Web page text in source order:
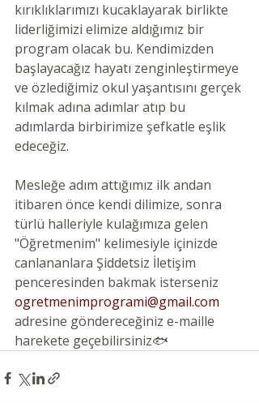
kırıklıklarımızı kucaklayarak birlikte
liderliğimizi elimize aldığımız bir
program olacak bu. Kendimizden
başlayacağız hayatı zenginleştirmeye
ve özlediğimiz okul yaşantısını gerçek
kılmak adına adımlar atıp bu
adımlarda birbirimize şefkatle eşlik
edeceğiz.
Mesleğe adım attığımız ilk andan
itibaren önce kendi dilimize, sonra
türlü halleriyle kulağımıza gelen
"Öğretmenim" kelimesiyle içinizde
canlananlara Şiddetsiz İletişim
penceresinden bakmak isterseniz
ogretmenimprogrami@gmail.com
adresine göndereceğiniz e-maille
harekete geçebilirsiniz🐟